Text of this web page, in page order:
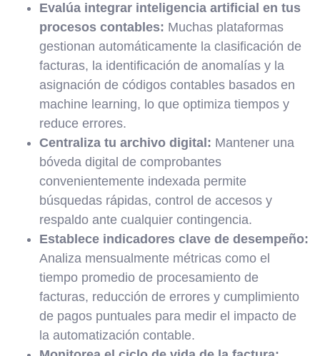
Evalúa integrar inteligencia artificial en tus
procesos contables: Muchas plataformas
gestionan automáticamente la clasificación de
facturas, la identificación de anomalías y la
asignación de códigos contables basados en
machine learning, lo que optimiza tiempos y
reduce errores.
Centraliza tu archivo digital: Mantener una
bóveda digital de comprobantes
convenientemente indexada permite
búsquedas rápidas, control de accesos y
respaldo ante cualquier contingencia.
Establece indicadores clave de desempeño:
Analiza mensualmente métricas como el
tiempo promedio de procesamiento de
facturas, reducción de errores y cumplimiento
de pagos puntuales para medir el impacto de
la automatización contable.